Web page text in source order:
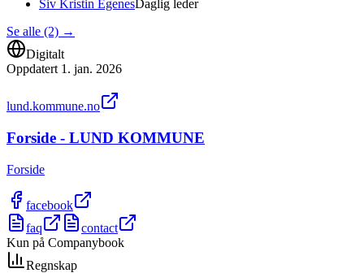
Siv Kristin EgenesDaglig leder
Se alle (2) →
Digitalt
Oppdatert 1. jan. 2026
lund.kommune.no
Forside - LUND KOMMUNE
Forside
facebook
faq
contact
Kun på Companybook
Regnskap